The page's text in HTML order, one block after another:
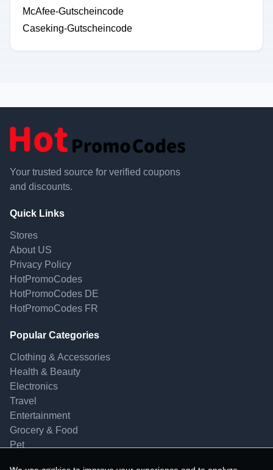
McAfee-Gutscheincode
Caseking-Gutscheincode
Your trusted source for verified coupons
and discounts.
Quick Links
Stores
About US
Privacy Policy
HotPromoCodes
HotPromoCodes DE
HotPromoCodes FR
Popular Categories
Clothing & Accessories
Health & Beauty
Electronics
Travel
Entertainment
Grocery & Food
Pet